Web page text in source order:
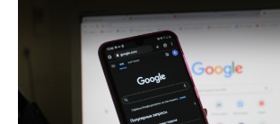
нагрубили или